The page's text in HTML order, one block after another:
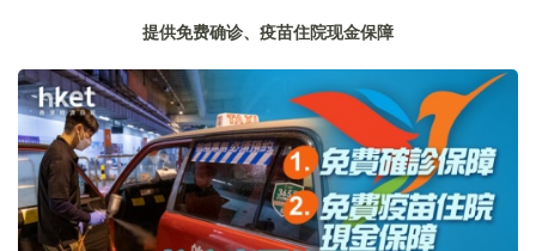
提供免费确诊、 疫苗住院现金保障